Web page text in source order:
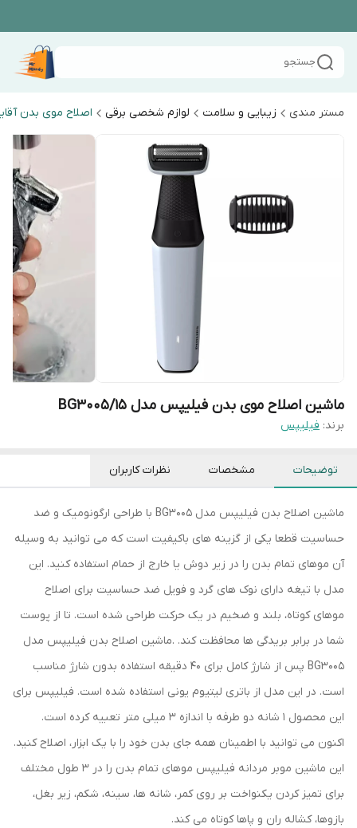
جستجو
مستر مندی زیبایی و سلامت لوازم شخصی برقی اصلاح موی بدن
ماشین اصلاح موی بدن فیلیپس مدل BG3005/15
برند: فیلیپس
توضیحات مشخصات نظرات کاربران
ماشین اصلاح بدن فیلیپس مدل BG3005 با طراحی ارگونومیک و ضد
حساسیت قطعا یکی از گزینه های باکیفیت است که می توانید به وسیله
آن موهای تمام بدن‌ را در زیر دوش یا خارج از حمام استفاده کنید. این
مدل با تیغه دارای نوک های گرد و فویل ضد حساسیت برای اصلاح
موهای کوتاه، بلند و ضخیم در یک حرکت طراحی شده است. تا از پوست
شما در برابر بریدگی ها محافظت کند. .ماشین اصلاح بدن فیلیپس مدل
BG3005 پس از شارژ کامل برای 40 دقیقه استفاده بدون شارژ مناسب
است. در این مدل از باتری لیتیوم یونی استفاده شده است. فیلیپس برای
این محصول 1 شانه دو طرفه با اندازه‌ 3 میلی‌ متر تعبیه کرده است.
اکنون می توانید با اطمینان همه جای بدن خود را با یک ابزار، اصلاح کنید.
این ماشین موبر مردانه فیلیپس موهای تمام بدن را در 3 طول مختلف
برای تمیز کردن یکنواخت بر روی کمر، شانه ها، سینه، شکم، زیر بغل،
بازوها، کشاله ران و پاها کوتاه می کند.